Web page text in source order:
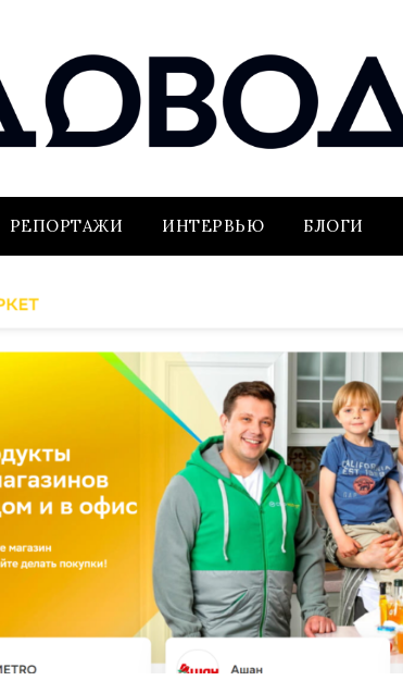
РЕПОРТАЖИ ИНТЕРВЬЮ БЛОГИ